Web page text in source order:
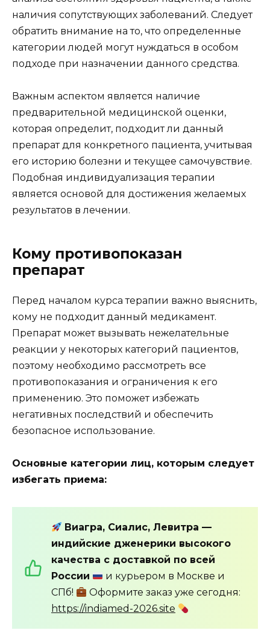
наличия сопутствующих заболеваний. Следует
обратить внимание на то, что определенные
категории людей могут нуждаться в особом
подходе при назначении данного средства.
Важным аспектом является наличие
предварительной медицинской оценки,
которая определит, подходит ли данный
препарат для конкретного пациента, учитывая
его историю болезни и текущее самочувствие.
Подобная индивидуализация терапии
является основой для достижения желаемых
результатов в лечении.
Кому противопоказан
препарат
Перед началом курса терапии важно выяснить,
кому не подходит данный медикамент.
Препарат может вызывать нежелательные
реакции у некоторых категорий пациентов,
поэтому необходимо рассмотреть все
противопоказания и ограничения к его
применению. Это поможет избежать
негативных последствий и обеспечить
безопасное использование.
Основные категории лиц, которым следует
избегать приема:
Виагра, Сиалис, Левитра —
индийские дженерики высокого
качества с доставкой по всей
России
и курьером в Москве и
СПб!
Оформите заказ уже сегодня:
https://indiamed-2026.site